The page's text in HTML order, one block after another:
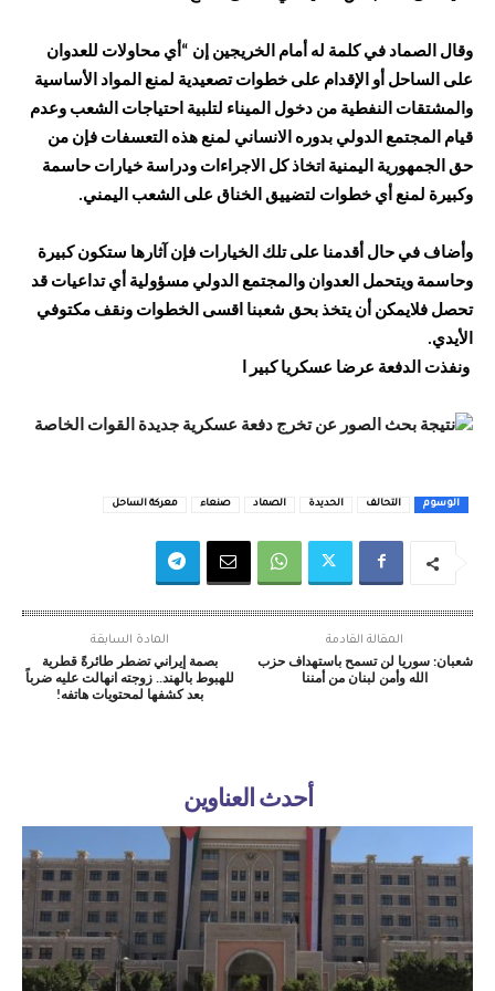
وقال الصماد في كلمة له أمام الخريجين إن “أي محاولات للعدوان
على الساحل أو الإقدام على خطوات تصعيدية لمنع المواد الأساسية
والمشتقات النفطية من دخول الميناء لتلبية احتياجات الشعب وعدم
قيام المجتمع الدولي بدوره الانساني لمنع هذه التعسفات فإن من
حق الجمهورية اليمنية اتخاذ كل الاجراءات ودراسة خيارات حاسمة
وكبيرة لمنع أي خطوات لتضييق الخناق على الشعب اليمني.
وأضاف في حال أقدمنا على تلك الخيارات فإن آثارها ستكون كبيرة
وحاسمة ويتحمل العدوان والمجتمع الدولي مسؤولية أي تداعيات قد
تحصل فلايمكن أن يتخذ بحق شعبنا اقسى الخطوات ونقف مكتوفي
الأيدي.
ونفذت الدفعة عرضا عسكريا كبير ا
الوسوم التحالف الحديدة الصماد صنعاء معركة الساحل
المادة السابقة
بصمة إيراني تضطر طائرةً قطرية
للهبوط بالهند.. زوجته انهالت عليه ضرباً
بعد كشفها لمحتويات هاتفه!
المقالة القادمة
شعبان: سوريا لن تسمح باستهداف حزب
الله وأمن لبنان من أمننا
أحدث العناوين